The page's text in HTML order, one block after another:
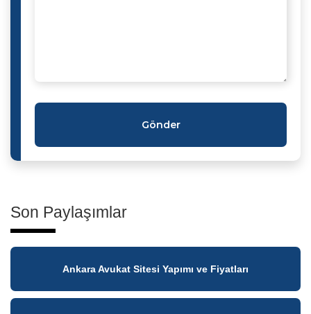
Gönder
Son Paylaşımlar
Ankara Avukat Sitesi Yapımı ve Fiyatları